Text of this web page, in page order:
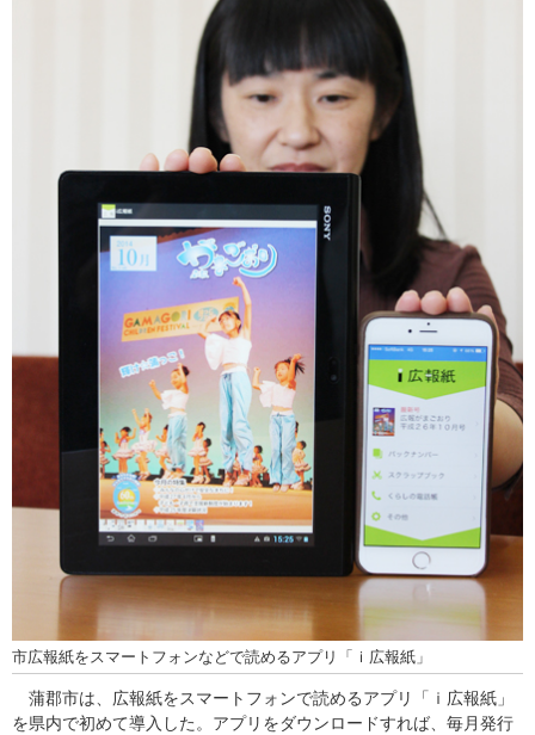
市広報紙をスマートフォンなどで読めるアプリ「ｉ広報紙」
蒲郡市は、広報紙をスマートフォンで読めるアプリ「ｉ広報紙」
を県内で初めて導入した。アプリをダウンロードすれば、毎月発行